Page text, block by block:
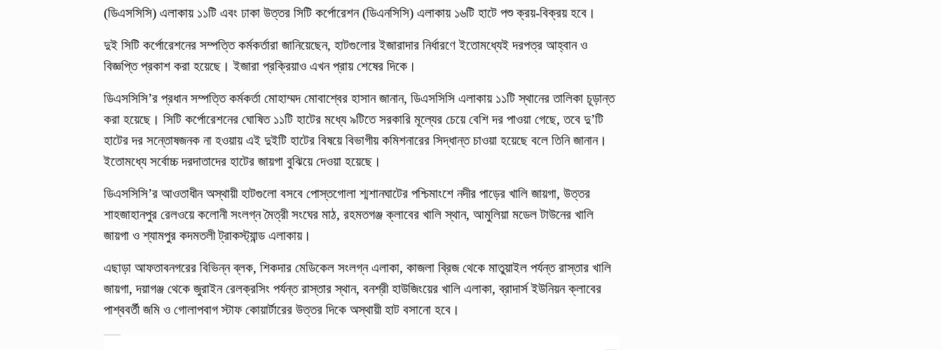
(ডিএসসিসি) এলাকায় ১১টি এবং ঢাকা উত্তর সিটি কর্পোরেশন (ডিএনসিসি) এলাকায় ১৬টি হাটে পশু ক্রয়-বিক্রয় হবে।
দুই সিটি কর্পোরেশনের সম্পত্তি কর্মকর্তারা জানিয়েছেন, হাটগুলোর ইজারাদার নির্ধারণে ইতোমধ্যেই দরপত্র আহ্বান ও
বিজ্ঞপ্তি প্রকাশ করা হয়েছে। ইজারা প্রক্রিয়াও এখন প্রায় শেষের দিকে।
ডিএসসিসি’র প্রধান সম্পত্তি কর্মকর্তা মোহাম্মদ মোবাশ্বের হাসান জানান, ডিএসসিসি এলাকায় ১১টি স্থানের তালিকা চূড়ান্ত
করা হয়েছে। সিটি কর্পোরেশনের ঘোষিত ১১টি হাটের মধ্যে ৯টিতে সরকারি মূল্যের চেয়ে বেশি দর পাওয়া গেছে, তবে দু’টি
হাটের দর সন্তোষজনক না হওয়ায় এই দুইটি হাটের বিষয়ে বিভাগীয় কমিশনারের সিদ্ধান্ত চাওয়া হয়েছে বলে তিনি জানান।
ইতোমধ্যে সর্বোচ্চ দরদাতাদের হাটের জায়গা বুঝিয়ে দেওয়া হয়েছে।
ডিএসসিসি’র আওতাধীন অস্থায়ী হাটগুলো বসবে পোস্তগোলা শ্মশানঘাটের পশ্চিমাংশে নদীর পাড়ের খালি জায়গা, উত্তর
শাহজাহানপুর রেলওয়ে কলোনী সংলগ্ন মৈত্রী সংঘের মাঠ, রহমতগঞ্জ ক্লাবের খালি স্থান, আমুলিয়া মডেল টাউনের খালি
জায়গা ও শ্যামপুর কদমতলী ট্রাকস্ট্যান্ড এলাকায়।
এছাড়া আফতাবনগরের বিভিন্ন ব্লক, শিকদার মেডিকেল সংলগ্ন এলাকা, কাজলা ব্রিজ থেকে মাতুয়াইল পর্যন্ত রাস্তার খালি
জায়গা, দয়াগঞ্জ থেকে জুরাইন রেলক্রসিং পর্যন্ত রাস্তার স্থান, বনশ্রী হাউজিংয়ের খালি এলাকা, ব্রাদার্স ইউনিয়ন ক্লাবের
পাশ্ববর্তী জমি ও গোলাপবাগ স্টাফ কোয়ার্টারের উত্তর দিকে অস্থায়ী হাট বসানো হবে।